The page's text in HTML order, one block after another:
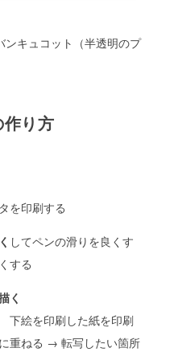
キュコット（半透明のプ
り方
を印刷する
してペンの滑りを良くす
する
く
絵を印刷した紙を印刷
重ねる → 転写したい箇所